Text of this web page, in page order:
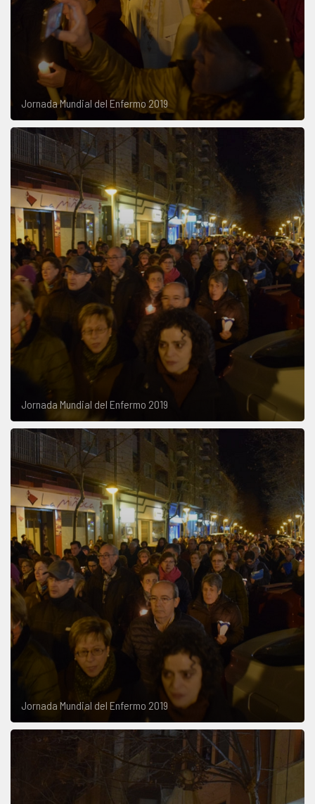
Jornada Mundial del Enfermo 2019
Jornada Mundial del Enfermo 2019
Jornada Mundial del Enfermo 2019